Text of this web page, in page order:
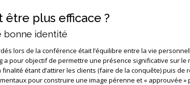
être plus efficace ?
bonne identité
lors de la conférence était l’équilibre entre la vie
a pour objectif de permettre une présence significative sur
finalité étant d’attirer les clients (faire de la conquête) puis de
pour construire une image pérenne et « approuvée »